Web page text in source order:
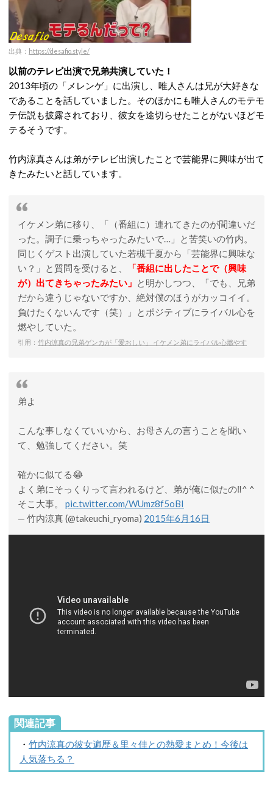
出典： https://desafio.style/
以前のテレビ出演で兄弟共演していた！
2013年頃の「メレンゲ」に出演し、唯人さんは兄が大好きな
であることを話していました。そのほかにも唯人さんのモテモ
テ伝説も披露されており、彼女を途切らせたことがないほどモ
テるそうです。
竹内涼真さんは弟がテレビ出演したことで芸能界に興味が出て
きたみたいと話しています。
イケメン弟に移り、「（番組に）連れてきたのが間違いだ
った。調子に乗っちゃったみたいで…」と苦笑いの竹内。
同じくゲスト出演していた若槻千夏から「芸能界に興味な
い？」と質問を受けると、
「番組に出したことで（興味
が）出てきちゃったみたい」 と明かしつつ、「でも、兄弟
だから違うじゃないですか、絶対僕のほうがカッコイイ。
負けたくないんです（笑）」とポジティブにライバル心を
燃やしていた。
引用： 竹内涼真の兄弟ゲンカが「愛おしい」 イケメン弟にライバル心燃やす
弟よ
こんな事しなくていいから、お母さんの言うことを聞い
て、勉強してください。笑
確かに似てる😂
よく弟にそっくりって言われるけど、弟が俺に似たの‼️^ ^
そこ大事。 pic.twitter.com/WUmz8f5oBI
— 竹内涼真 (@takeuchi_ryoma) 2015年6月16日
関連記事
・ 竹内涼真の彼女遍歴＆里々佳との熱愛まとめ！今後は
人気落ちる？